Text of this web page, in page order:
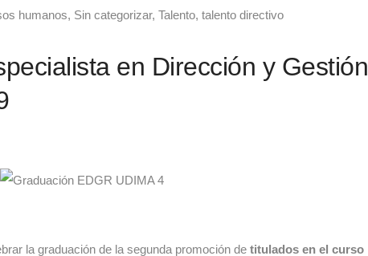
humanos, Sin categorizar, Talento, talento directivo
en Dirección y Gestión
la graduación de la segunda promoción de titulados en el curso